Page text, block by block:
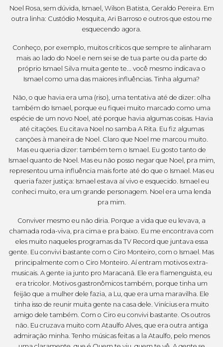
Noel Rosa, sem dúvida, Ismael, Wilson Batista, Geraldo Pereira. Em
outra linha: Custódio Mesquita, Ari Barroso e outros que estou me
esquecendo agora.
Conheço, por exemplo, muitos críticos que sempre te alinharam
mais ao lado do Noel e nem sei se de tua parte ou da parte do
próprio Ismael Silva muita gente te... você mesmo indicava o
Ismael como uma das maiores influências. Tinha alguma?
Não, o que havia era uma (riso), uma tentativa até de dizer: olha
também do Ismael, porque eu fiquei muito marcado como uma
espécie de um novo Noel, até porque havia algumas coisas. Havia
até citações. Eu citava Noel no samba A Rita. Eu fiz algumas
canções à maneira de Noel. Claro que Noel me marcou muito.
Mas eu queria dizer: também tem o Ismael. Eu gosto tanto de
Ismael quanto de Noel. Mas eu não posso negar que Noel, pra mim,
representou uma influência mais forte até do que o Ismael. Mas eu
queria fazer justiça: Ismael estava aí vivo e esquecido. Ismael eu
conheci muito, era um grande personagem. Noel era uma lenda
pra mim.
Conviver mesmo eu não diria. Porque a vida que eu levava, a
chamada roda-viva, pra cima e pra baixo. Eu me encontrava com
eles muito naqueles programas da TV Record que juntava essa
gente. Eu convivi bastante com o Ciro Monteiro, com o Ismael. Mas
principalmente com o Ciro Monteiro. Aí entram motivos extra-
musicais. A gente ia junto pro Maracanã. Ele era flamenguista, eu
era tricolor. Motivos gastronômicos também, porque tinha um
feijão que a mulher dele fazia, a Lu, que era uma maravilha. Ele
tinha isso de reunir muita gente na casa dele. Vinícius era muito
amigo dele também. Com o Ciro eu convivi bastante. Os outros
não. Eu cruzava muito com Ataulfo Alves, que era outra antiga
admiração minha. Tenho músicas feitas a la Ataulfo, pelo menos